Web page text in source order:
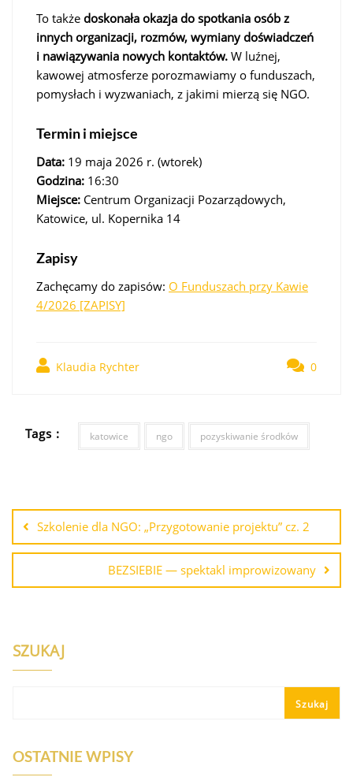
To także doskonała okazja do spotkania osób z
innych organizacji, rozmów, wymiany doświadczeń
i nawiązywania nowych kontaktów. W luźnej,
kawowej atmosferze porozmawiamy o funduszach,
pomysłach i wyzwaniach, z jakimi mierzą się NGO.
Termin i miejsce
Data: 19 maja 2026 r. (wtorek)
Godzina: 16:30
Miejsce: Centrum Organizacji Pozarządowych,
Katowice, ul. Kopernika 14
Zapisy
Zachęcamy do zapisów: O Funduszach przy Kawie
4/2026 [ZAPISY]
Klaudia Rychter 0
Tags : katowice ngo pozyskiwanie środków
Szkolenie dla NGO: „Przygotowanie projektu” cz. 2
BEZSIEBIE — spektakl improwizowany
SZUKAJ
Szukaj
OSTATNIE WPISY